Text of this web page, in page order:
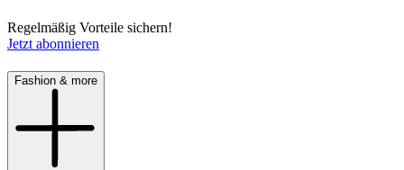
Regelmäßig Vorteile sichern!
Jetzt abonnieren
Fashion & more